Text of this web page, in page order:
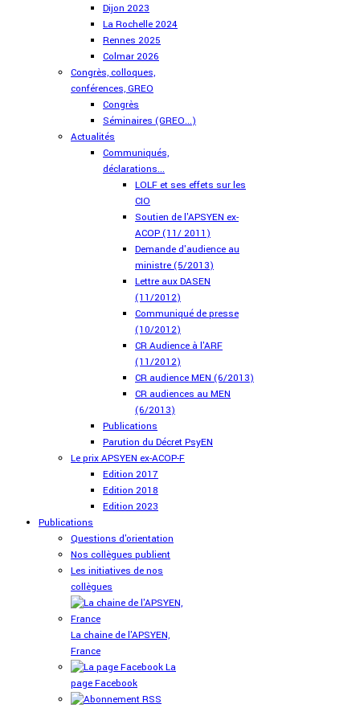
Dijon 2023
La Rochelle 2024
Rennes 2025
Colmar 2026
Congrès, colloques,
conférences, GREO
Congrès
Séminaires (GREO...)
Actualités
Communiqués,
déclarations...
LOLF et ses effets sur les
CIO
Soutien de l'APSYEN ex-
ACOP (11/ 2011)
Demande d'audience au
ministre (5/2013)
Lettre aux DASEN
(11/2012)
Communiqué de presse
(10/2012)
CR Audience à l'ARF
(11/2012)
CR audience MEN (6/2013)
CR audiences au MEN
(6/2013)
Publications
Parution du Décret PsyEN
Le prix APSYEN ex-ACOP-F
Edition 2017
Edition 2018
Edition 2023
Publications
Questions d'orientation
Nos collègues publient
Les initiatives de nos
collègues
La chaine de l'APSYEN,
France
La
page Facebook